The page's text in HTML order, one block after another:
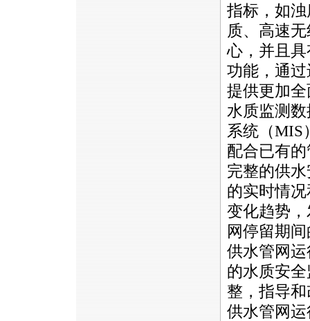
指标，如
质、高速
心，并且
功能，通过
提供更加
水质监测
系统（MIS
配合已有
完整的供
的实时情
变化趋势
网停留期
供水管网
的水质安
整，指导
供水管网